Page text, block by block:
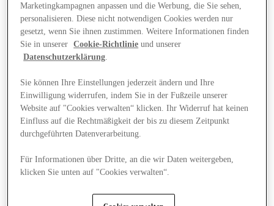
Angebote
Marketingkampagnen anpassen und die Werbung, die Sie sehen,
personalisieren. Diese nicht notwendigen Cookies werden nur
gesetzt, wenn Sie ihnen zustimmen. Weitere Informationen finden
Sie in unserer
Cookie-Richtlinie und unserer
Datenschutzerklärung.
Sie können Ihre Einstellungen jederzeit ändern und Ihre
Einwilligung widerrufen, indem Sie in der Fußzeile unserer
Website auf "Cookies verwalten“ klicken. Ihr Widerruf hat keinen
Einfluss auf die Rechtmäßigkeit der bis zu diesem Zeitpunkt
durchgeführten Datenverarbeitung.
Für Informationen über Dritte, an die wir Daten weitergeben,
klicken Sie unten auf "Cookies verwalten“.